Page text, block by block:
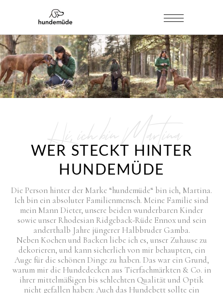
Hi, ich bin Martina
WER STECKT HINTER
HUNDEMÜDE
Die Person hinter der Marke “hundemüde“ bin ich, Martina.
Ich bin ein absoluter Familienmensch. Meine Familie sind
mein Mann Dieter, unsere beiden wunderbaren Kinder
sowie unser Rhodesian Ridgeback-Rüde Ennox und sein
anderthalb Jahre jüngerer Halbbruder Gamba.
Neben Kochen und Backen liebe ich es, unser Zuhause zu
dekorieren, und kann sicherlich von mir behaupten, ein
Auge für die schönen Dinge zu haben. Das war ein Grund,
warum mir die Hundedecken aus Tierfachmärkten & Co. in
ihrer mittelmäßigen bis schlechten Qualität und Optik
nicht gefallen haben: Auch das Hundebett sollte ein